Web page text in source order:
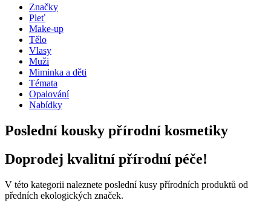
Značky
Pleť
Make-up
Tělo
Vlasy
Muži
Miminka a děti
Témata
Opalování
Nabídky
Poslední kousky přírodní kosmetiky
Doprodej kvalitní přírodní péče!
V této kategorii naleznete poslední kusy přírodních produktů od
předních ekologických značek.